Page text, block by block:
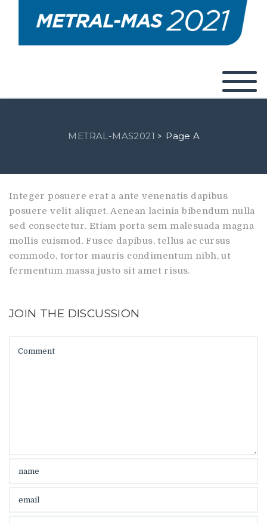
METRAL-MAS2021 > Page A
Integer posuere erat a ante venenatis dapibus
posuere velit aliquet. Aenean lacinia bibendum nulla
sed consectetur. Etiam porta sem malesuada magna
mollis euismod. Fusce dapibus, tellus ac cursus
commodo, tortor mauris condimentum nibh, ut
fermentum massa justo sit amet risus.
JOIN THE DISCUSSION